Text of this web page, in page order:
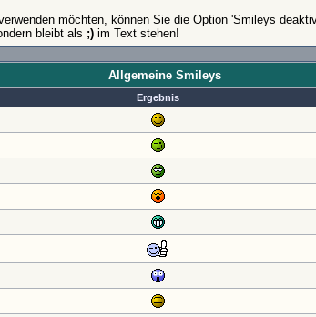
möchten, können Sie die Option 'Smileys
bleibt als ;) im Text stehen!
Allgemeine Smileys
Ergebnis